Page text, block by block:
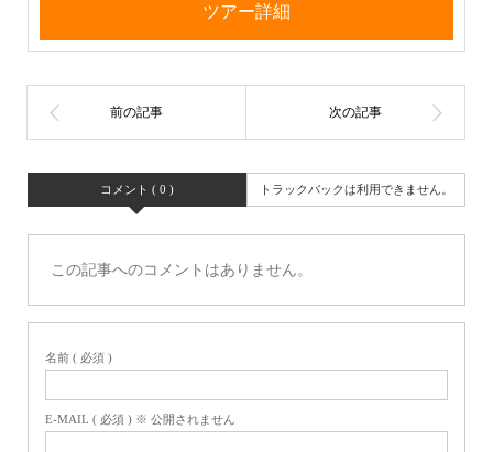
ツアー詳細
コメント ( 0 ) トラックバックは利用できません。
この記事へのコメントはありません。
名前 ( 必須 )
E-MAIL ( 必須 ) ※ 公開されません